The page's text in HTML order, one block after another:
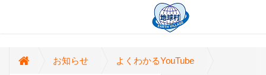
お知らせ よくわかるYouTube